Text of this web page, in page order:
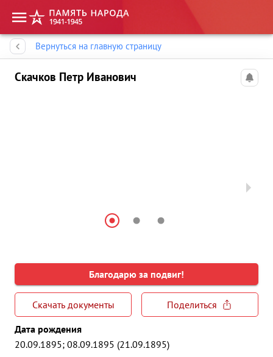
Вернуться на главную страницу
Скачков Петр Иванович
Благодарю за подвиг!
Скачать документы
Поделиться
Дата рождения
20.09.1895; 08.09.1895 (21.09.1895)
Память народа